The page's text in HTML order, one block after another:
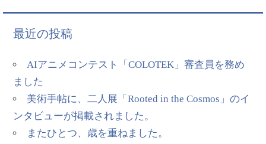
最近の投稿
AIアニメコンテスト「COLOTEK」審査員を務め
ました
美術手帖に、二人展「Rooted in the Cosmos」のイ
ンタビューが掲載されました。
またひとつ、歳を重ねました。